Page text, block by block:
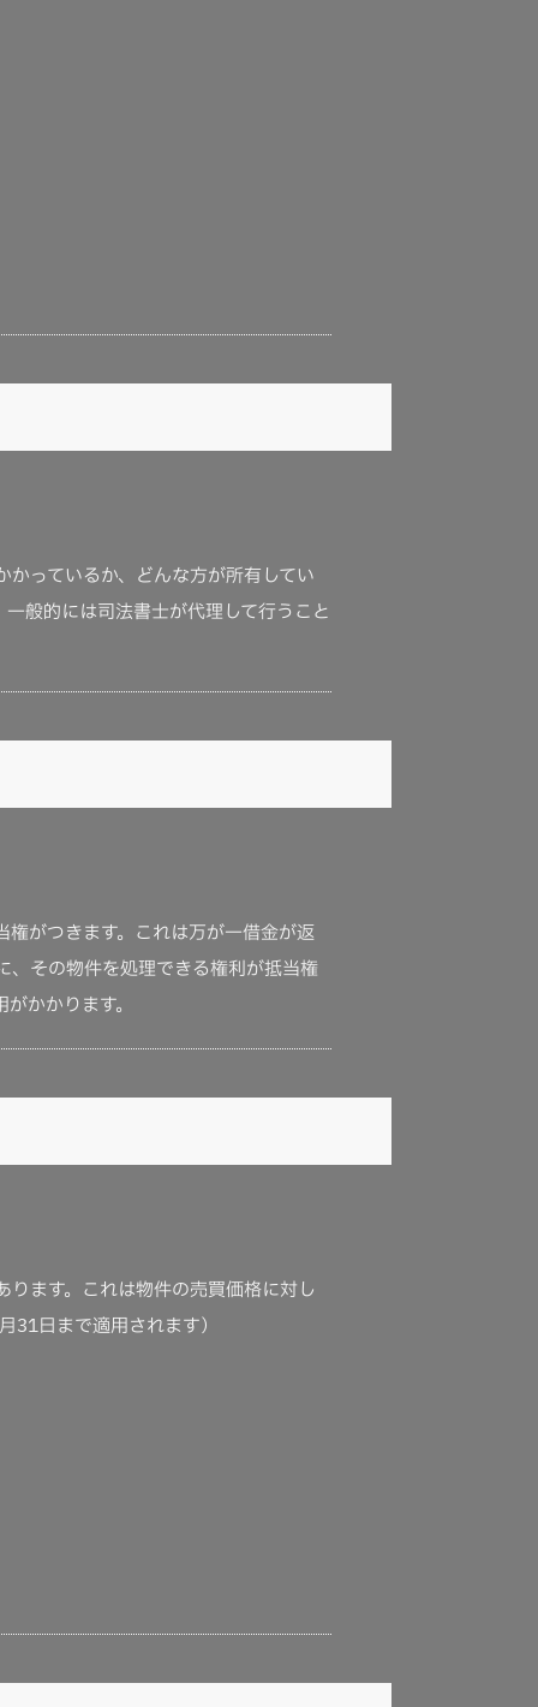
っているか、どんな方が所有してい
般的には司法書士が代理して行うこと
がつきます。これは万が一借金が返
、その物件を処理できる権利が抵当権
かかります。
ます。これは物件の売買価格に対し
日まで適用されます）